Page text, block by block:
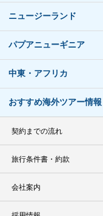
ニュージーランド
パプアニューギニア
中東・アフリカ
おすすめ海外ツアー情報
契約までの流れ
旅行条件書・約款
会社案内